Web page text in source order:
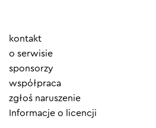
Element
menu
kontakt
o serwisie
sponsorzy
współpraca
zgłoś naruszenie
Informacje o licencji